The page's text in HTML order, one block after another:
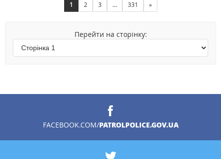
1 2 3 … 331 »
Перейти на сторінку:
FACEBOOK.COM/PATROLPOLICE.GOV.UA